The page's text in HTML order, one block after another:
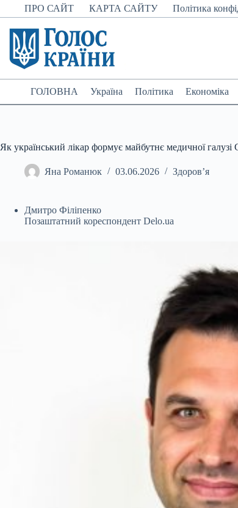
Перейти
до
вмісту
ПРО САЙТ КАРТА САЙТУ Політика
ГОЛОВНА Україна Політика Економіка
Як український лікар формує майбутнє медичної
Яна Романюк 03.06.2026 Здоров’я
Дмитро Філіпенко
Позаштатний кореспондент Delo.ua